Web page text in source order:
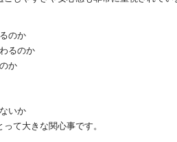
のか
るのか
か
いか
て大きな関心事です。